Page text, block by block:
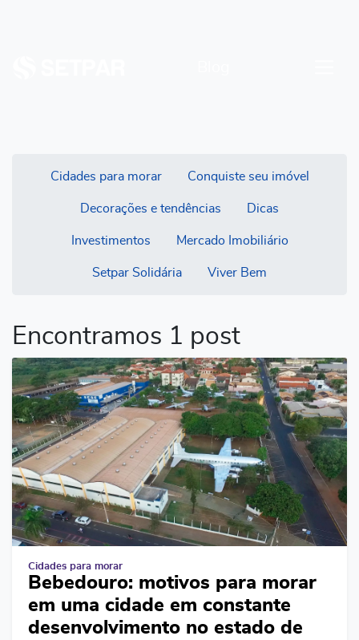
Cidades para morar Conquiste seu imóvel
Decorações e tendências Dicas
Investimentos Mercado Imobiliário
Setpar Solidária Viver Bem
Encontramos 1 post
Cidades para morar
Bebedouro: motivos para morar
em uma cidade em constante
desenvolvimento no estado de